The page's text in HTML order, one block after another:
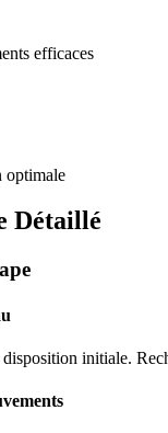
efficaces
optimale
Détaillé
initiale.